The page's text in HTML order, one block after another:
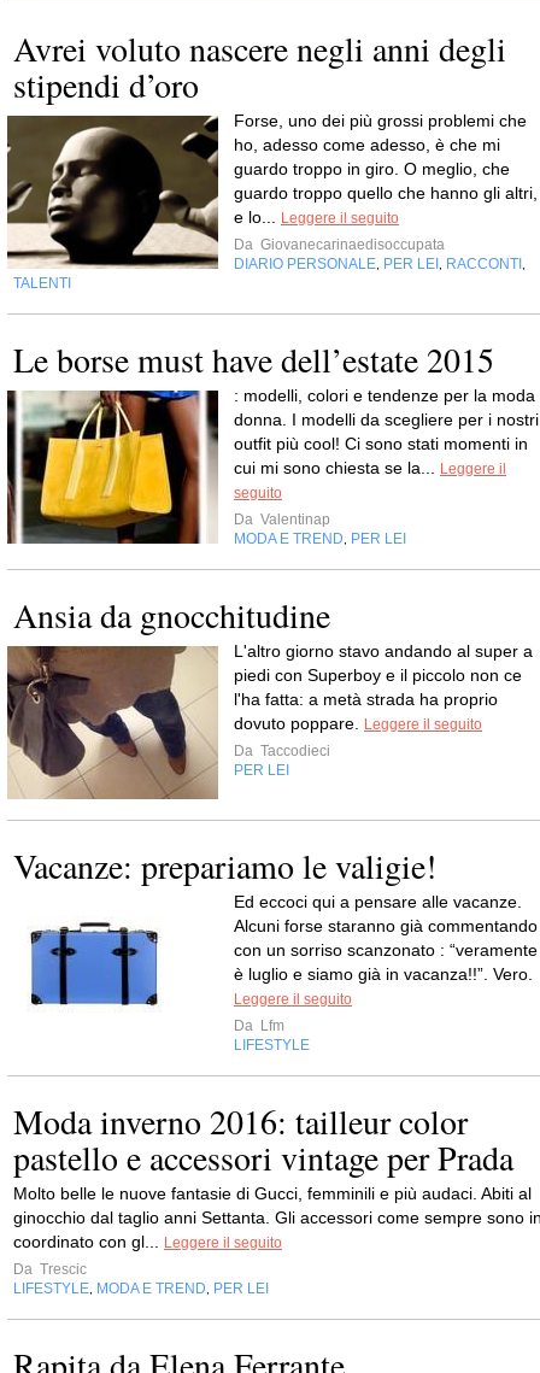
Avrei voluto nascere negli anni degli
stipendi d’oro
Forse, uno dei più grossi problemi che
ho, adesso come adesso, è che mi
guardo troppo in giro. O meglio, che
guardo troppo quello che hanno gli altri,
e lo... Leggere il seguito
Da Giovanecarinaedisoccupata
DIARIO PERSONALE, PER LEI , RACCONTI ,
TALENTI
Le borse must have dell’estate 2015
: modelli, colori e tendenze per la moda
donna. I modelli da scegliere per i nostri
outfit più cool! Ci sono stati momenti in
cui mi sono chiesta se la... Leggere il
seguito
Da Valentinap
MODA E TREND, PER LEI
Ansia da gnocchitudine
L'altro giorno stavo andando al super a
piedi con Superboy e il piccolo non ce
l'ha fatta: a metà strada ha proprio
dovuto poppare. Leggere il seguito
Da Taccodieci
PER LEI
Vacanze: prepariamo le valigie!
Ed eccoci qui a pensare alle vacanze.
Alcuni forse staranno già commentando
con un sorriso scanzonato : “veramente
è luglio e siamo già in vacanza!!”. Vero.
Leggere il seguito
Da Lfm
LIFESTYLE
Moda inverno 2016: tailleur color
pastello e accessori vintage per Prada
Molto belle le nuove fantasie di Gucci, femminili e più audaci. Abiti al
ginocchio dal taglio anni Settanta. Gli accessori come sempre sono
coordinato con gl... Leggere il seguito
Da Trescic
LIFESTYLE, MODA E TREND, PER LEI